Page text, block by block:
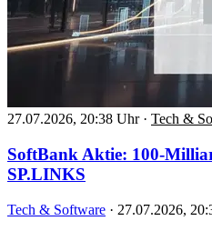
27.07.2026, 20:38 Uhr · Tech &
SoftBank Aktie: 100-
SP.LINKS
Tech & Software · 27.07.2026,